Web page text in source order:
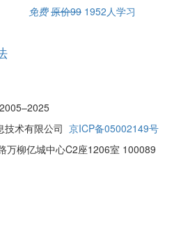
免费 原价99 1952人学习
技术有限公司 京ICP备05002149号
万柳亿城中心C2座1206室 100089